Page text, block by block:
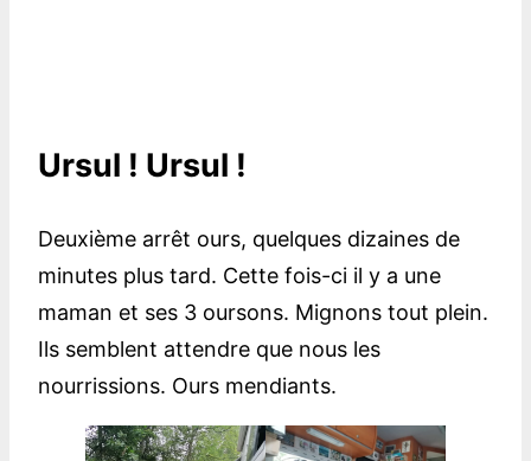
Ursul ! Ursul !
Deuxième arrêt ours, quelques dizaines de
minutes plus tard. Cette fois-ci il y a une
maman et ses 3 oursons. Mignons tout plein.
Ils semblent attendre que nous les
nourrissions. Ours mendiants.